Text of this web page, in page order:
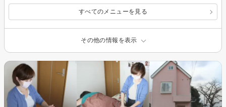
すべてのメニューを見る
その他の情報を表示